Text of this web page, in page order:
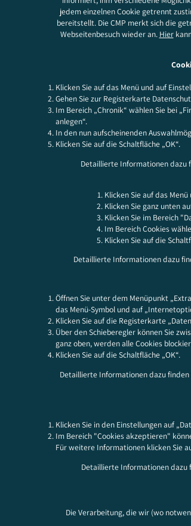
jedem einzelnen Cookie getrennt
bereitstellt. Die CMP merkt sich die
Webseitenbesuch wieder an. Hier
Klicken Sie auf das Menü und auf
Gehen Sie zur Registerkarte
Im Bereich „Chronik“ wählen Sie bei
anlegen“.
In den nun aufscheinenden
Klicken Sie auf die Schaltfläche „OK“.
Detaillierte Informationen dazu
Klicken Sie auf das
Klicken Sie ganz unten
Klicken Sie im Bereich
Im Bereich Cookies
Klicken Sie auf die
Detaillierte Informationen dazu
Öffnen Sie unter dem Menüpunkt
das Menü-Symbol und auf
Klicken Sie auf die Registerkarte
Über den Schieberegler können Sie
ganz oben, werden alle Cookies
Klicken Sie auf die Schaltfläche „OK“.
Detaillierte Informationen dazu finden
Klicken Sie in den Einstellungen auf
Im Bereich "Cookies akzeptieren"
Für weitere Informationen klicken Sie
Detaillierte Informationen dazu
Die Verarbeitung, die wir (wo